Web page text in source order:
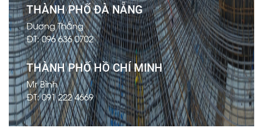
THÀNH PHỐ ĐÀ NẴNG
Dương Thắng
ĐT: 096 636 0702
THÀNH PHỐ HỒ CHÍ MINH
Mr Bình
ĐT: 091 222 4669